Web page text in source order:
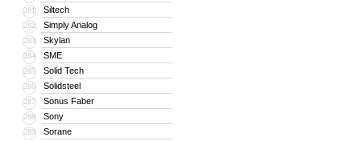
281 Siltech
282 Simply Analog
283 Skylan
284 SME
285 Solid Tech
286 Solidsteel
287 Sonus Faber
288 Sony
289 Sorane